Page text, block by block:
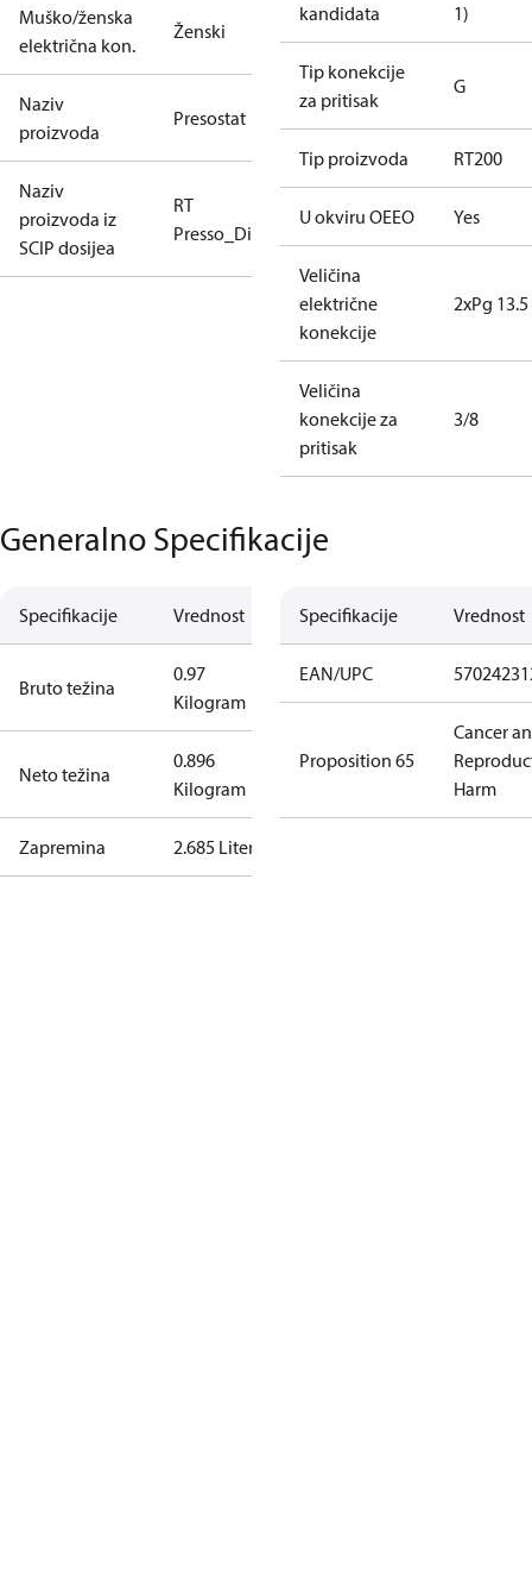
Muško/ženska
električna kon.
Ženski
Naziv
proizvoda
Presostat
Naziv
proizvoda iz
SCIP dosijea
RT
Presso_Diff.Presso
kandidata
1)
Tip konekcije
za pritisak
G
Tip proizvoda RT200
U okviru OEEO Yes
Veličina
električne
konekcije
2xPg 13.5
Veličina
konekcije za
pritisak
3/8
Generalno Specifikacije
Specifikacije Vrednost
Bruto težina
0.97
Kilogram
Neto težina
0.896
Kilogram
Zapremina 2.685 Liter
Specifikacije Vrednost
EAN/UPC
Proposition 65
Cancer
Harm